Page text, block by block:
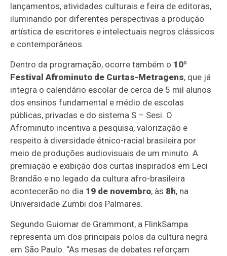
lançamentos, atividades culturais e feira de editoras,
iluminando por diferentes perspectivas a produção
artística de escritores e intelectuais negros clássicos
e contemporâneos.
Dentro da programação, ocorre também o 10º
Festival Afrominuto de Curtas-Metragens, que já
integra o calendário escolar de cerca de 5 mil alunos
dos ensinos fundamental e médio de escolas
públicas, privadas e do sistema S – Sesi. O
Afrominuto incentiva a pesquisa, valorização e
respeito à diversidade étnico-racial brasileira por
meio de produções audiovisuais de um minuto. A
premiação e exibição dos curtas inspirados em Leci
Brandão e no legado da cultura afro-brasileira
acontecerão no dia 19 de novembro, às 8h, na
Universidade Zumbi dos Palmares.
Segundo Guiomar de Grammont, a FlinkSampa
representa um dos principais polos da cultura negra
em São Paulo. “As mesas de debates reforçam